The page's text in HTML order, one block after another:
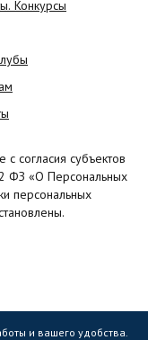
Конкурсы
согласия субъектов
ФЗ «О Персональных
персональных
и вашего удобства.